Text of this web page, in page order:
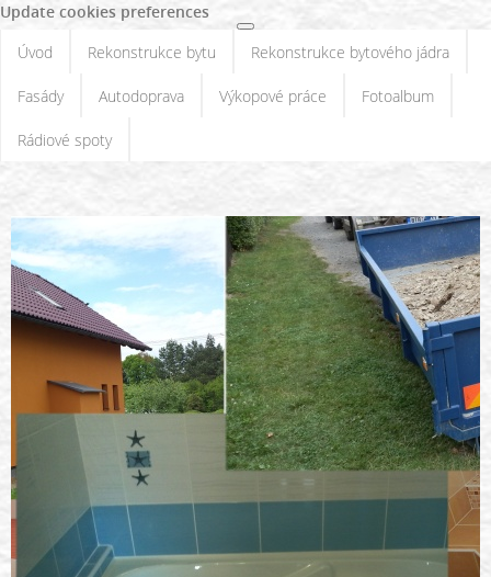
Update cookies preferences
Úvod
Rekonstrukce bytu Rekonstrukce bytového jádra
Fasády Autodoprava Výkopové práce Fotoalbum
Rádiové spoty